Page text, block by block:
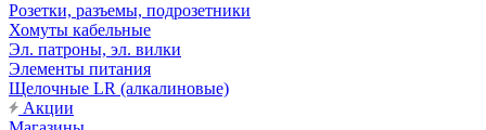
Розетки, разъемы, подрозетники
Хомуты кабельные
Эл. патроны, эл. вилки
Элементы питания
Щелочные LR (алкалиновые)
Акции